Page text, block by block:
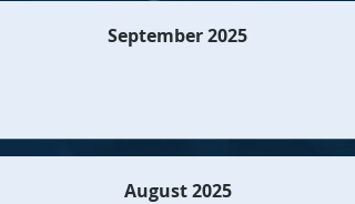
September 2025
August 2025